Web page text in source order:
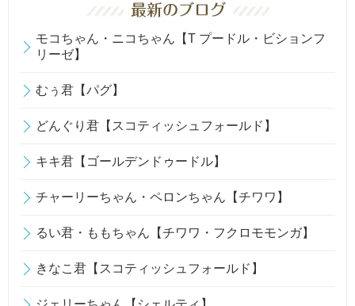
モコちゃん・ニコちゃん【T プードル・ビションフ
リーゼ】
むぅ君【パグ】
どんぐり君【スコティッシュフォールド】
キキ君【ゴールデンドゥードル】
チャーリーちゃん・ペロンちゃん【チワワ】
るい君・ももちゃん【チワワ・フクロモモンガ】
きなこ君【スコティッシュフォールド】